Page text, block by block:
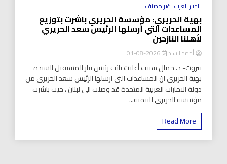
اخبار العرب غير مصنف
بهية الحريري: مؤسسة الحريري باشرت بتوزيع
المساعدات التي أرسلها الرئيس سعد الحريري
لأهلنا النازحين
أحمد السيد 2026-08-01
بيروت- د. جمال شبيب أعلنت نائب رئيس تيار المستقبل السيدة
بهية الحريري ان المساعدات التي ارسلها الرئيس سعد الحريري من
دولة الامارات العربية المتحدة قد وصلت الى لبنان ، حيث باشرت
مؤسسة الحريري للتنمية...
Read More